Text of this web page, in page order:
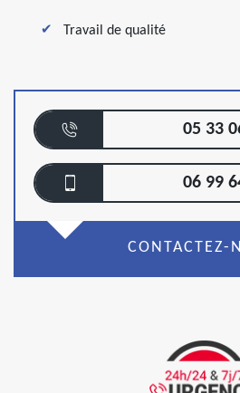
Travail de qualité
05 33
06 99
CONTACTEZ-